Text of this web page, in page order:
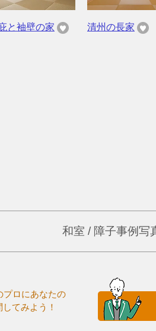
と袖壁の家 清州の長家
和室 / 障子事例写
プロにあなたの
てみよう！